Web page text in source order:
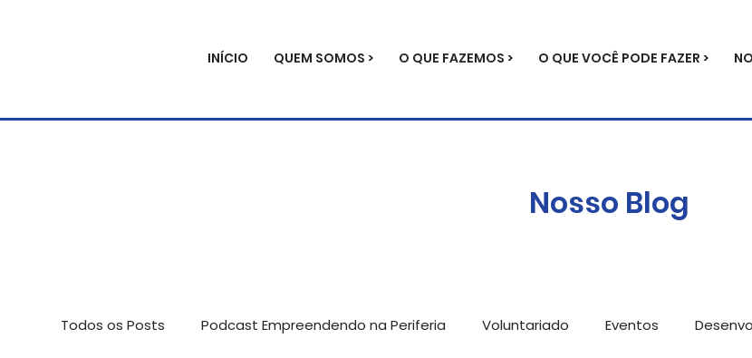
INÍCIO QUEM SOMOS > O QUE FAZEMOS > O QUE VOCÊ PODE FAZER >
Todos os Posts Podcast Empreendendo na Periferia Voluntariado Eventos
Nosso Blog